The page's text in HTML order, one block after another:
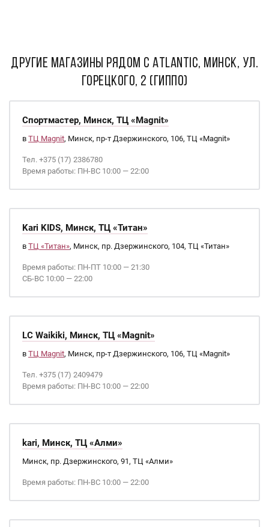
ДРУГИЕ МАГАЗИНЫ РЯДОМ С Atlantic, Минск, ул.
Горецкого, 2 (Гиппо)
Спортмастер, Минск, ТЦ «Magnit»
в ТЦ Magnit, Минск, пр-т Дзержинского, 106, ТЦ «Magnit»
Тел. +375 (17) 2386780
Время работы: ПН-ВС 10:00 — 22:00
Kari KIDS, Минск, ТЦ «Титан»
в ТЦ «Титан», Минск, пр. Дзержинского, 104, ТЦ «Титан»
Время работы: ПН-ПТ 10:00 — 21:30
СБ-ВС 10:00 — 22:00
LC Waikiki, Минск, ТЦ «Magnit»
в ТЦ Magnit, Минск, пр-т Дзержинского, 106, ТЦ «Magnit»
Тел. +375 (17) 2409479
Время работы: ПН-ВС 10:00 — 22:00
kari, Минск, ТЦ «Алми»
Минск, пр. Дзержинского, 91, ТЦ «Алми»
Время работы: ПН-ВС 10:00 — 22:00